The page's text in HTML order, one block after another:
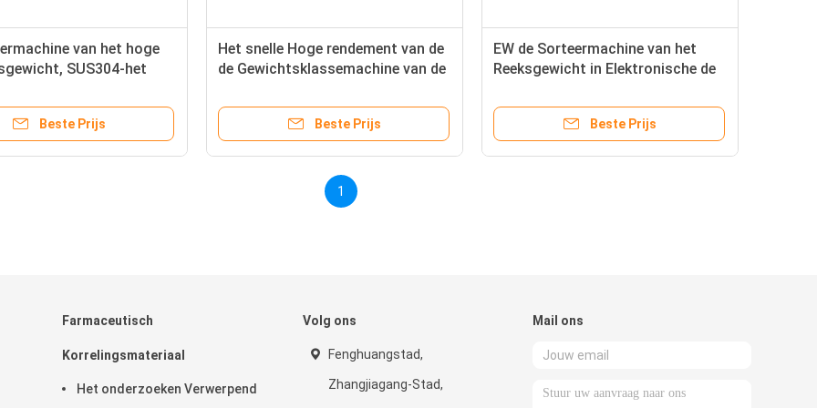
van het hoge
SUS304-het
Beste Prijs
Het snelle Hoge rendement van de
de Gewichtsklassemachine van de
geringe geluidssterkte
Beste Prijs
EW de Sorteermachine van het
Reeksgewicht in Elektronische de
de Voedseldrank
Beste Prijs
1
Farmaceutisch
Korrelingsmateriaal
Het onderzoeken Verwerpend
Volg ons
Fenghuangstad,
Zhangjiagang-Stad,
Mail ons